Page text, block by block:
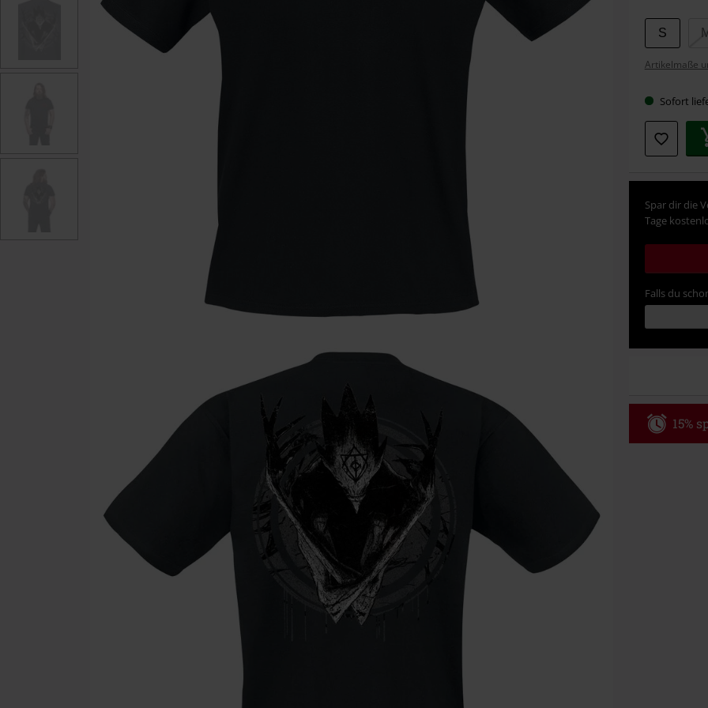
Wähle
deine
Größe
S
Artikelmaße
Sofort
Spar dir die
Tage
Falls du
15%